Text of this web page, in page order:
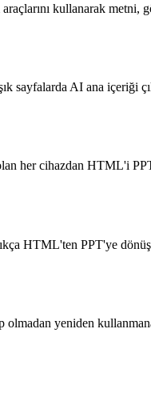
kullanarak metni,
AI ana içeriği
her cihazdan HTML'i
HTML'ten PPT'ye
yeniden